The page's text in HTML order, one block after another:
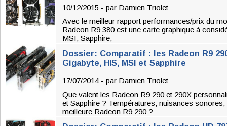
10/12/2015 - par Damien Triolet
Avec le meilleur rapport performances/prix du
Radeon R9 380 est une carte graphique à
MSI, Sapphire,
Dossier: Comparatif : les Radeon R9
Gigabyte, HIS, MSI et Sapphire
17/07/2014 - par Damien Triolet
Que valent les Radeon R9 290 et 290X
et Sapphire ? Températures, nuisances
meilleure Radeon R9 290 ?